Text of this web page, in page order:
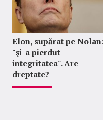
Elon, supărat pe
"şi-a pierdut
integritatea". Are
dreptate?